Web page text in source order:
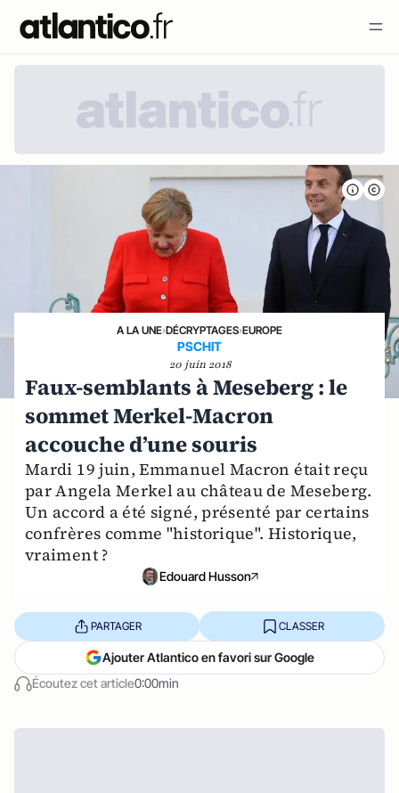
A LA UNE›DÉCRYPTAGES›EUROPE
PSCHIT
20 juin 2018
Faux-semblants à Meseberg : le
sommet Merkel-Macron
accouche d’une souris
Mardi 19 juin, Emmanuel Macron était reçu
par Angela Merkel au château de Meseberg.
Un accord a été signé, présenté par certains
confrères comme "historique". Historique,
vraiment ?
Edouard Husson
Écoutez cet article0:00min
PARTAGER CLASSER
Ajouter Atlantico en favori sur Google